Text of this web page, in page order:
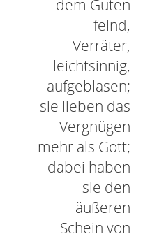
dem Guten
feind,
Verräter,
leichtsinnig,
aufgeblasen;
sie lieben das
Vergnügen
mehr als Gott;
dabei haben
sie den
äußeren
Schein von